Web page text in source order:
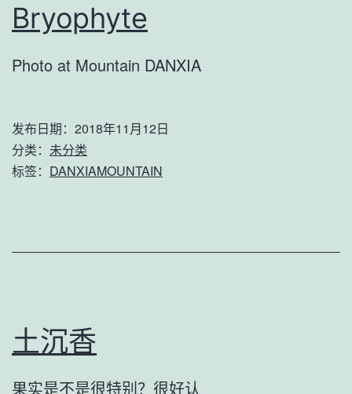
Bryophyte
Photo at Mountain DANXIA
发布日期： 2018年11月12日
分类： 未分类
标签： DANXIAMOUNTAIN
土沉香
果实是不是很特别？很好认